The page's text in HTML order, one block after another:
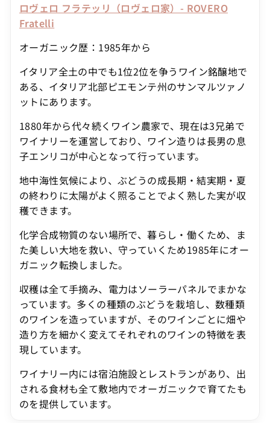
ロヴェロ フラテッリ（ロヴェロ家）- ROVERO
Fratelli
オーガニック歴：1985年から
イタリア全土の中でも1位2位を争うワイン銘醸地で
ある、イタリア北部ピエモンテ州のサンマルツァノ
ットにあります。
1880年から代々続くワイン農家で、現在は3兄弟で
ワイナリーを運営しており、ワイン造りは長男の息
子エンリコが中心となって行っています。
地中海性気候により、ぶどうの成長期・結実期・夏
の終わりに太陽がよく照ることでよく熟した実が収
穫できます。
化学合成物質のない場所で、暮らし・働くため、ま
た美しい大地を救い、守っていくため1985年にオー
ガニック転換しました。
収穫は全て手摘み、電力はソーラーパネルでまかな
っています。多くの種類のぶどうを栽培し、数種類
のワインを造っていますが、そのワインごとに畑や
造り方を細かく変えてそれぞれのワインの特徴を表
現しています。
ワイナリー内には宿泊施設とレストランがあり、出
される食材も全て敷地内でオーガニックで育てたも
のを提供しています。